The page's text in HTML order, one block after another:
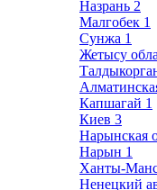
Назрань 2
Малгобек 1
Сунжа 1
Жетысу
Капшагай 1
Киев 3
Нарынская
Нарын 1
Ханты-
Ненецкий